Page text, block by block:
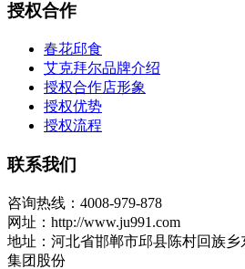
授权合作
春花邱食
艾克拜尔品牌介绍
授权合作店形象
授权优势
授权流程
联系我们
咨询热线：4008-979-878
网址：http://www.ju991.com
地址：河北省邯郸市邱县陈村回族乡
集团股份